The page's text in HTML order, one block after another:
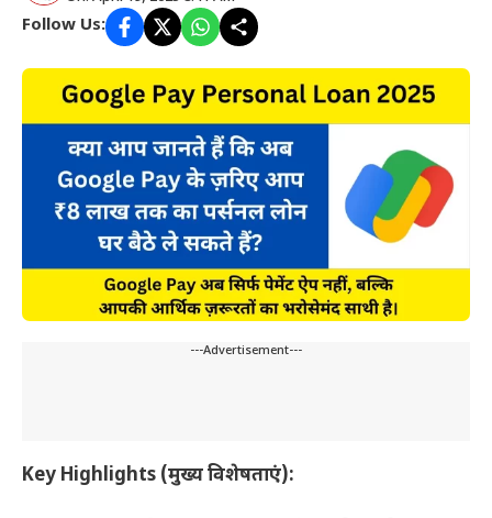
Follow Us:
---Advertisement---
Key Highlights (मुख्य विशेषताएं):